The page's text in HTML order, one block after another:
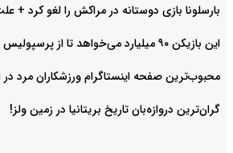
بارسلونا بازی دوستانه در مراکش را لغو کرد +
این بازیکن ۹۰ میلیارد می‌خواهد تا از پرسپولیس برود
محبوب‌ترین صفحه اینستاگرام ورزشکاران مرد
گران‌ترین دروازه‌بان تاریخ بریتانیا در زمین ولز!